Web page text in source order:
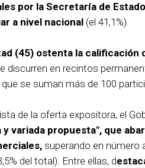
por la Secretaría de
a nivel nacional (el 41,1%).
(45) ostenta la calificación
discurren en recintos
se suman más de 100
de la oferta expositora, el
y variada propuesta", que
superando en número
del total). Entre ellas, d